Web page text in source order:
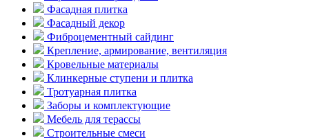
Фасадная плитка
Фасадный декор
Фиброцементный сайдинг
Крепление, армирование, вентиляция
Кровельные материалы
Клинкерные ступени и плитка
Тротуарная плитка
Заборы и комплектующие
Мебель для терассы
Строительные смеси